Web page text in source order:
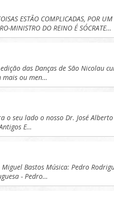
ESTÃO COMPLICADAS, POR
MINISTRO DO REINO É SÓCRATE…
das Danças de São Nicolau
mais ou men…
o seu lado o nosso Dr. José
E…
Bastos Música: Pedro
- Pedro…